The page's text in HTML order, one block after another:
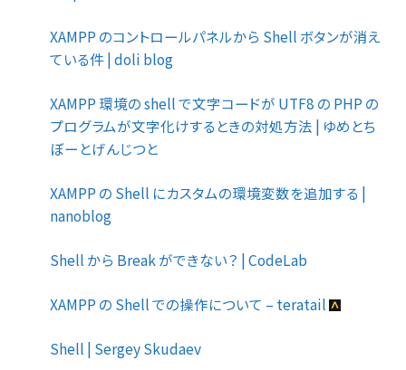
XAMPP のコントロールパネルから Shell ボタンが消え
ている件 | doli blog
XAMPP 環境の shell で文字コードが UTF8 の PHP の
プログラムが文字化けするときの対処方法 | ゆめとち
ぼーとげんじつと
XAMPP の Shell にカスタムの環境変数を追加する |
nanoblog
Shell から Break ができない？ | CodeLab
XAMPP の Shell での操作について – teratail
Shell | Sergey Skudaev